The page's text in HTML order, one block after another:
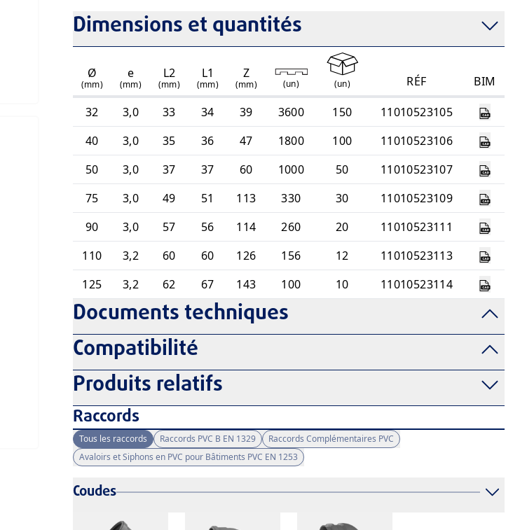
Dimensions et quantités
Ø
(mm)
e
(mm)
L2
(mm)
L1
(mm)
Z
(mm) (un) (un) RÉF
BIM
32
3,0 33 34 39 3600 150
11010523105
40
3,0 35 36 47 1800 100
11010523106
50
3,0 37 37 60 1000 50
11010523107
75
3,0 49 51 113 330 30
11010523109
90
3,0 57 56 114 260 20
11010523111
110
3,2 60 60 126 156 12
11010523113
125
3,2 62 67 143 100 10 11010523114
Documents techniques
Compatibilité
Produits relatifs
Raccords
Tous les raccords Raccords PVC B EN 1329
Raccords Complémentaires PVC
Avaloirs et Siphons en PVC pour Bâtiments PVC EN 1253
Coudes